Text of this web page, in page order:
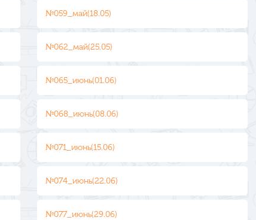
№059_май(18.05)
№062_май(25.05)
№065_июнь(01.06)
№068_июнь(08.06)
№071_июнь(15.06)
№074_июнь(22.06)
№077_июнь(29.06)